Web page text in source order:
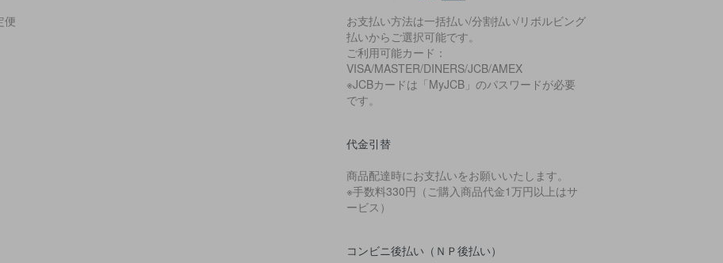
便
お支払い方法は一括払い/分割払い/リボルビング
払いからご選択可能です。
ご利用可能カード：
VISA/MASTER/DINERS/JCB/AMEX
※JCBカードは「MyJCB」のパスワードが必要
です。
代金引替
商品配達時にお支払いをお願いいたします。
※手数料330円（ご購入商品代金1万円以上はサ
ービス）
コンビニ後払い（ＮＰ後払い）